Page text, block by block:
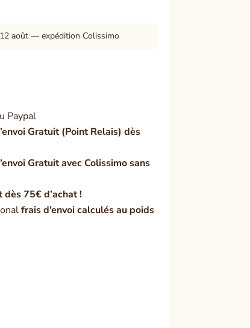
août — expédition Colissimo
Paypal
Gratuit (Point Relais) dès
Gratuit avec Colissimo sans
dès 75€ d’achat !
frais d’envoi calculés au poids